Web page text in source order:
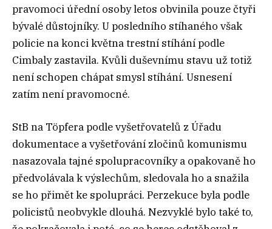
pravomoci úřední osoby letos obvinila pouze čtyři
bývalé důstojníky. U posledního stíhaného však
policie na konci května trestní stíhání podle
Cimbaly zastavila. Kvůli duševnímu stavu už totiž
není schopen chápat smysl stíhání. Usnesení
zatím není pravomocné.
StB na Töpfera podle vyšetřovatelů z Úřadu
dokumentace a vyšetřování zločinů komunismu
nasazovala tajné spolupracovníky a opakovaně ho
předvolávala k výslechům, sledovala ho a snažila
se ho přimět ke spolupráci. Perzekuce byla podle
policistů neobvykle dlouhá. Nezvyklé bylo také to,